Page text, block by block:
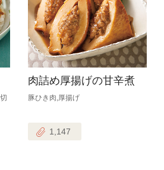
肉詰め厚揚げの甘辛煮
豚ひき肉,厚揚げ
1,147